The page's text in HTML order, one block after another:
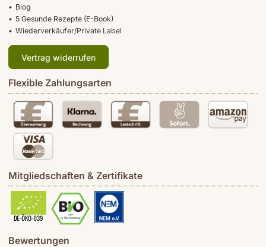
Blog
5 Gesunde Rezepte (E-Book)
Wiederverkäufer/Private Label
Vertrag widerrufen
Flexible Zahlungsarten
Mitgliedschaften & Zertifikate
Bewertungen